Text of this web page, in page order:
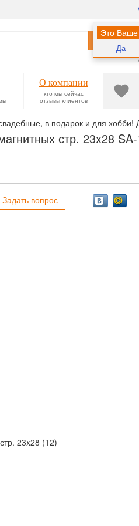
Это
Да
Найти
О компании
кто мы сейчас
отзывы клиентов
в подарок и для хобби!
стр. 23x28
Задать вопрос
23x28 (12)